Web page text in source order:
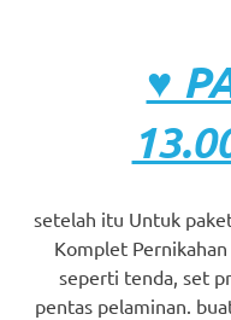
♥
setelah itu Untuk
Komplet
seperti tenda, set
pentas pelaminan.